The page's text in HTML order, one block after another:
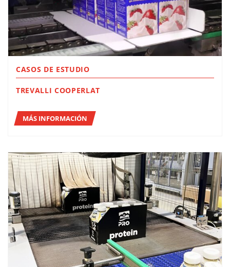
CASOS DE ESTUDIO
TREVALLI COOPERLAT
MÁS INFORMACIÓN